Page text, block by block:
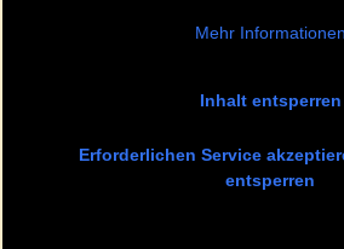
Mehr Informationen
Inhalt entsperren
Erforderlichen Service
entsperren